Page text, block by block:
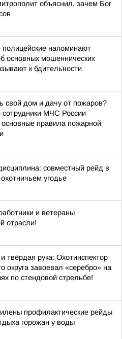
объяснил, зачем Бог
полицейские напоминают
основных мошеннических
к бдительности
свой дом и дачу от пожаров?
сотрудники МЧС России
правила пожарной
совместный рейд в
угодье
и ветераны
отрасли!
твёрдая рука: Охотинспектор
округа завоевал «серебро» на
по стендовой стрельбе!
профилактические рейды
горожан у воды